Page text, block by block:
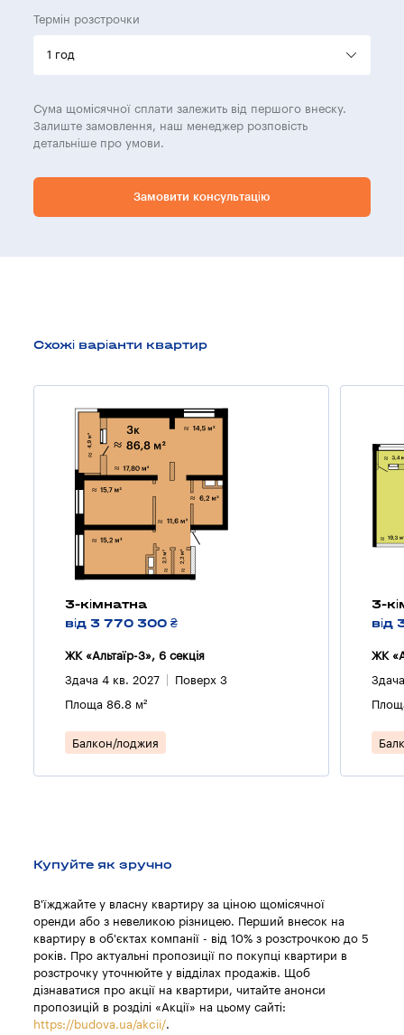
Термін розстрочки
Сума щомісячної сплати залежить від першого внеску.
Залиште замовлення, наш менеджер розповість
детальніше про умови.
Замовити консультацію
Схожі варіанти квартир
3-кімнатна
від 3 770 300 ₴
ЖК «Альтаїр-3», 6 секцiя
Здача 4 кв. 2027 Поверх 3
Площа 86.8 м²
Балкон/лоджия
3-
від
ЖК
Купуйте як зручно
В'їжджайте у власну квартиру за ціною щомісячної
оренди або з невеликою різницею. Перший внесок на
квартиру в об'єктах компанії - від 10% з розстрочкою до 5
років. Про актуальні пропозиції по покупці квартири в
розстрочку уточнюйте у відділах продажів. Щоб
дізнаватися про акції на квартири, читайте анонси
пропозицій в розділі «Акції» на цьому сайті:
https://budova.ua/akcii/.